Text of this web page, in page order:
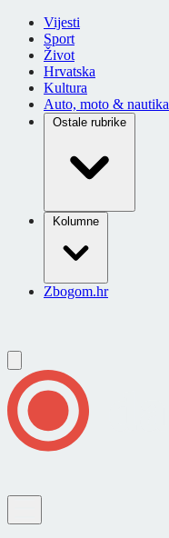
Vijesti
Sport
Život
Hrvatska
Kultura
Auto, moto & nautika
Ostale rubrike
Kolumne
Zbogom.hr